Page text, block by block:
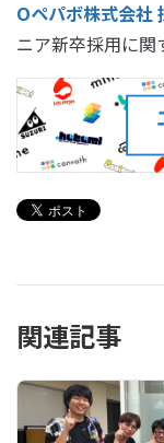
Oペパボ株式会社
ニア新卒採用に関
関連記事